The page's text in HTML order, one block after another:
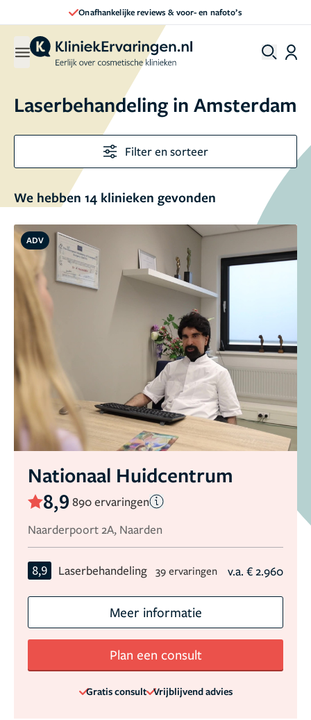
Direct een afspraak maken
Laserbehandeling in Amsterdam
Filter en sorteer
We hebben 14 klinieken gevonden
ADV
Nationaal Huidcentrum
8,9 890 ervaringen
Naarderpoort 2A, Naarden
8,9 Laserbehandeling 39 ervaringen v.a. € 2.960
Meer informatie
Plan een consult
Gratis consult Vrijblijvend advies